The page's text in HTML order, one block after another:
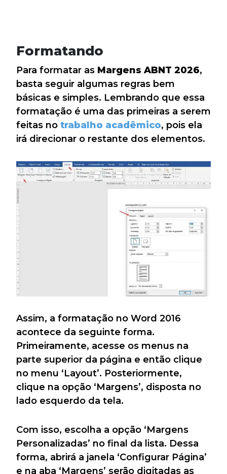
Formatando
Para formatar as Margens ABNT 2026,
basta seguir algumas regras bem
básicas e simples. Lembrando que essa
formatação é uma das primeiras a serem
feitas no trabalho acadêmico, pois ela
irá direcionar o restante dos elementos.
Assim, a formatação no Word 2016
acontece da seguinte forma.
Primeiramente, acesse os menus na
parte superior da página e então clique
no menu ‘Layout’. Posteriormente,
clique na opção ‘Margens’, disposta no
lado esquerdo da tela.
Com isso, escolha a opção ‘Margens
Personalizadas’ no final da lista. Dessa
forma, abrirá a janela ‘Configurar Página’
e na aba ‘Margens’ serão digitadas as